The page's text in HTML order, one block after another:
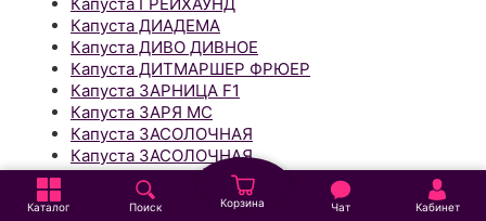
Капуста ДИАДЕМА
Капуста ДИВО ДИВНОЕ
Капуста ДИТМАРШЕР ФРЮЕР
Капуста ЗАРНИЦА F1
Капуста ЗАРЯ МС
Капуста ЗАСОЛОЧНАЯ
Капуста ЗАСОЛОЧНАЯ
Капуста ЗИМНИЙ ДЕСЕРТ
Капуста ЗИМОВКА 1474
Каталог Поиск Корзина Чат Кабинет